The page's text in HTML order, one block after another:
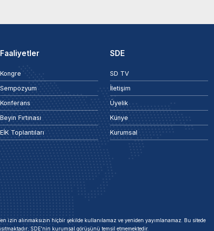
Faaliyetler
Kongre
Sempozyum
Konferans
Beyin Fırtınası
EİK Toplantıları
SDE
SD TV
İletişim
Üyelik
Künye
Kurumsal
izin alınmaksızın hiçbir şekilde kullanılamaz ve yeniden yayımlanamaz. Bu sitede
SDE'nin kurumsal görüşünü temsil etmemektedir.